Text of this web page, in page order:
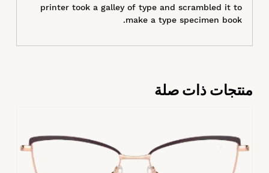
printer took a galley of type and scrambled it to
make a type specimen book.
منتجات ذات صلة